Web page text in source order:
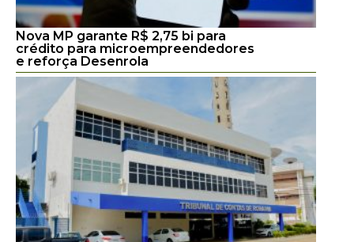
Nova MP garante R$ 2,75 bi para
crédito para microempreendedores
e reforça Desenrola